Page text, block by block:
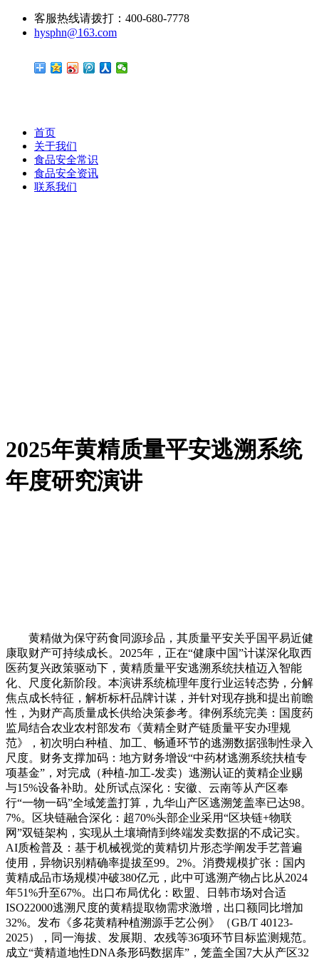
客服热线请拨打：400-680-7778
hysphn@163.com
首页
关于我们
食品安全常识
食品安全资讯
联系我们
2025年黄精质量平安逃溯系统
年度研究演讲
黄精做为保守药食同源珍品，其质量平安关乎国平易近健
康取财产可持续成长。2025年，正在“健康中国”计谋深化取西
医药复兴政策驱动下，黄精质量平安逃溯系统扶植迈入智能
化、尺度化新阶段。本演讲系统梳理年度行业运转态势，分解
焦点成长特征，解析标杆品牌计谋，并针对现存挑和提出前瞻
性，为财产高质量成长供给决策参考。律例系统完美：国度药
监局结合农业农村部发布《黄精全财产链质量平安办理规
范》，初次明白种植、加工、畅通环节的逃溯数据强制性录入
尺度。财务支撑加码：地方财务增设“中药材逃溯系统扶植专
项基金”，对完成（种植-加工-发卖）逃溯认证的黄精企业赐
与15%设备补助。处所试点深化：安徽、云南等从产区奉
行“一物一码”全域笼盖打算，九华山产区逃溯笼盖率已达98。
7%。区块链融合深化：超70%头部企业采用“区块链+物联
网”双链架构，实现从土壤墒情到终端发卖数据的不成记实。
AI质检普及：基于机械视觉的黄精切片形态学阐发手艺普遍
使用，异物识别精确率提拔至99。2%。消费规模扩张：国内
黄精成品市场规模冲破380亿元，此中可逃溯产物占比从2024
年51%升至67%。出口布局优化：欧盟、日韩市场对合适
ISO22000逃溯尺度的黄精提取物需求激增，出口额同比增加
32%。发布《多花黄精种植溯源手艺公例》（GB/T 40123-
2025），同一海拔、发展期、农残等36项环节目标监测规范。
成立“黄精道地性DNA条形码数据库”，笼盖全国7大从产区32